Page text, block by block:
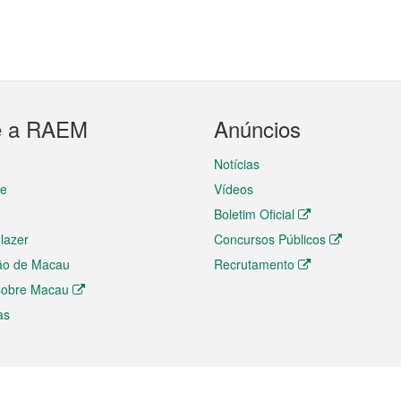
a RAEM
de Macau
Macau
Anúncios
Notícias
Vídeos
Boletim Oficial
Concursos Públicos
Recrutamento